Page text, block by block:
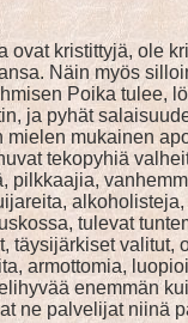
kristittyjä, ole
Näin myös
Poika tulee,
ja pyhät
mukainen
tekopyhiä
tulevat
armottomia,
enemmän
ne palvelijat niinä